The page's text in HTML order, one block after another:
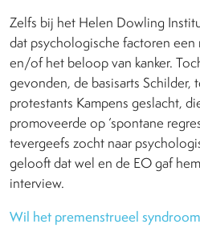
Zelfs bij het Helen Dowling
dat psychologische factoren
en/of het beloop van kanker.
gevonden, de basisarts Schilder,
protestants Kampens geslacht,
promoveerde op ‘spontane
tevergeefs zocht naar
gelooft dat wel en de EO gaf
interview.
Wil het premenstrueel